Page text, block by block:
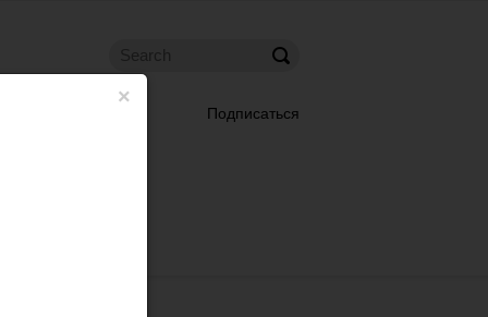
×
Подписаться